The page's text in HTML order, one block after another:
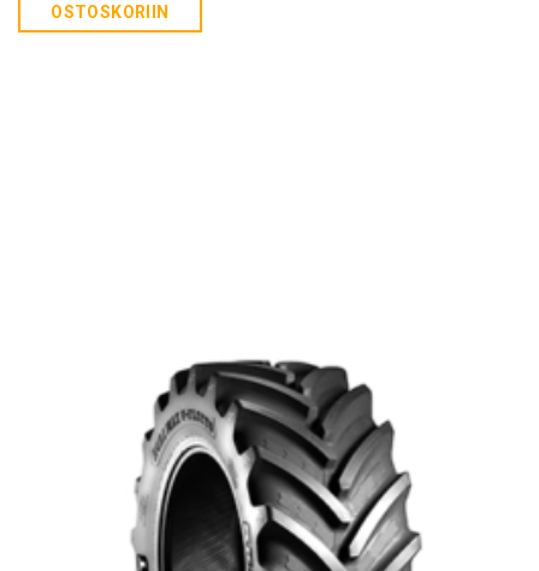
OSTOSKORIIN